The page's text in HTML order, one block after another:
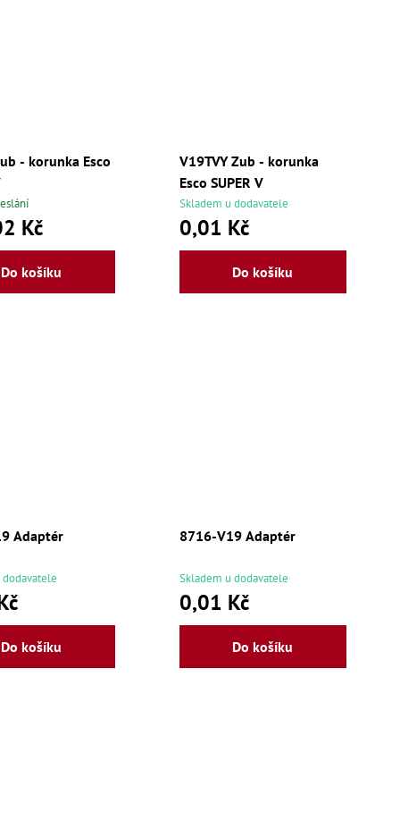
- korunka Esco
Kč
Do košíku
V19TVY Zub - korunka
Esco SUPER V
Skladem u dodavatele
0,01 Kč
Do košíku
Adaptér
Do košíku
8716-V19 Adaptér
Skladem u dodavatele
0,01 Kč
Do košíku